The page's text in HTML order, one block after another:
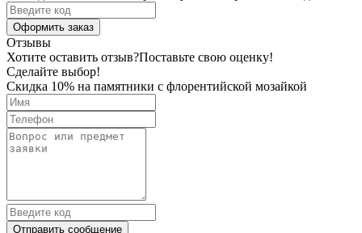
Оформить заказ
Отзывы
Хотите оставить отзыв?Поставьте свою оценку!
Сделайте выбор!
Скидка 10% на памятники с флорентийской мозайкой
Отправить сообщение